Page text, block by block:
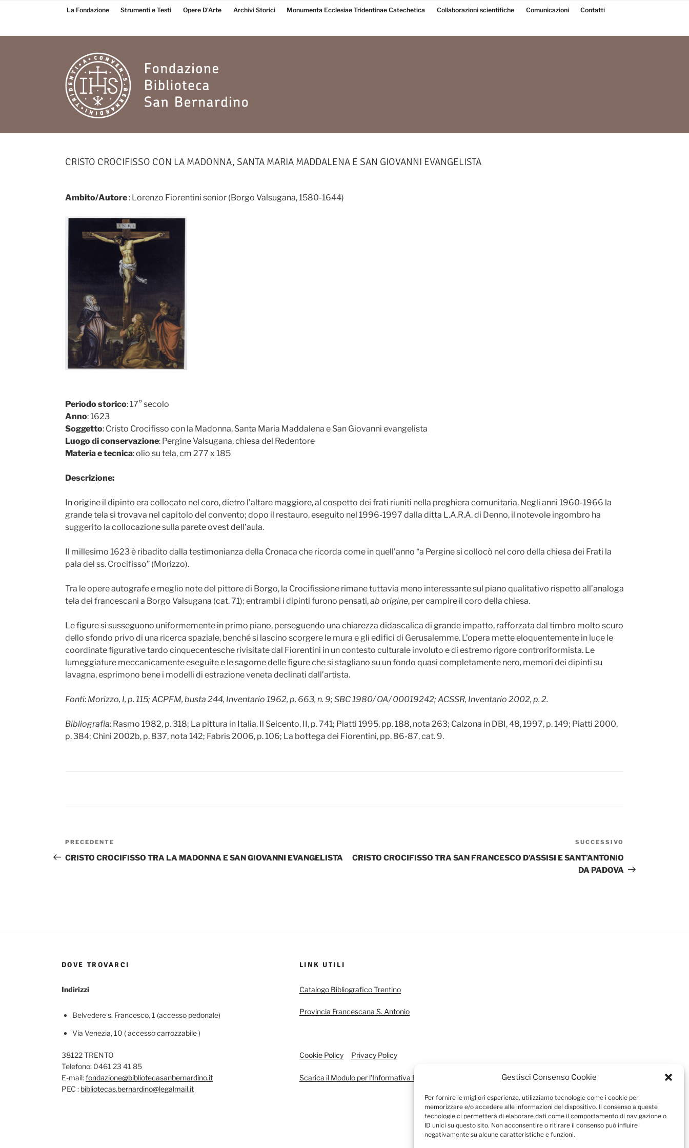
Gestisci Consenso Cookie
Per fornire le migliori esperienze, utilizziamo tecnologie come i cookie per
memorizzare e/o accedere alle informazioni del dispositivo. Il consenso a queste
tecnologie ci permetterà di elaborare dati come il comportamento di navigazione o
ID unici su questo sito. Non acconsentire o ritirare il consenso può influire
negativamente su alcune caratteristiche e funzioni.
Fondazione
Bernardino
La Fondazione Strumenti e Testi Opere D’Arte Archivi Storici Monumenta Ecclesiae Tridentinae Catechetica Collaborazioni scientifiche Comunicazioni Contatti
CRISTO CROCIFISSO CON LA MADONNA, SANTA MARIA MADDALENA E SAN GIOVANNI EVANGELISTA
Ambito/Autore: Lorenzo Fiorentini senior (Borgo Valsugana, 1580-1644)
Periodo storico: 17° secolo
Anno: 1623
Soggetto: Cristo Crocifisso con la Madonna, Santa Maria Maddalena e San Giovanni evangelista
Luogo di conservazione: Pergine Valsugana, chiesa del Redentore
Materia e tecnica: olio su tela, cm 277 x 185
Descrizione:
In origine il dipinto era collocato nel coro, dietro l’altare maggiore, al cospetto dei frati riuniti nella preghiera comunitaria. Negli anni 1960-1966 la
grande tela si trovava nel capitolo del convento; dopo il restauro, eseguito nel 1996-1997 dalla ditta L.A.R.A. di Denno, il notevole ingombro ha
suggerito la collocazione sulla parete ovest dell’aula.
Il millesimo 1623 è ribadito dalla testimonianza della Cronaca che ricorda come in quell’anno “a Pergine si collocò nel coro della chiesa dei Frati la
pala del ss. Crocifisso” (Morizzo).
Tra le opere autografe e meglio note del pittore di Borgo, la Crocifissione rimane tuttavia meno interessante sul piano qualitativo rispetto all’analoga
tela dei francescani a Borgo Valsugana (cat. 71); entrambi i dipinti furono pensati,ab origine, per campire il coro della chiesa.
Le figure si susseguono uniformemente in primo piano, perseguendo una chiarezza didascalica di grande impatto, rafforzata dal timbro molto scuro
dello sfondo privo di una ricerca spaziale, benché si lascino scorgere le mura e gli edifici di Gerusalemme. L’opera mette eloquentemente in luce le
coordinate figurative tardo cinquecentesche rivisitate dal Fiorentini in un contesto culturale involuto e di estremo rigore controriformista. Le
lumeggiature meccanicamente eseguite e le sagome delle figure che si stagliano su un fondo quasi completamente nero, memori dei dipinti su
lavagna, esprimono bene i modelli di estrazione veneta declinati dall’artista.
Fonti:Morizzo, I, p. 115; ACPFM, busta 244, Inventario 1962, p. 663, n. 9; SBC 1980/ OA/ 00019242; ACSSR, Inventario 2002, p. 2.
Bibliografia: Rasmo 1982, p. 318; La pittura in Italia. Il Seicento, II, p. 741; Piatti 1995, pp. 188, nota 263; Calzona in DBI, 48, 1997, p. 149; Piatti 2000,
p. 384; Chini 2002b, p. 837, nota 142; Fabris 2006, p. 106; La bottega dei Fiorentini, pp. 86-87, cat. 9.
Navigazione
articoli
Articolo
precedente:
PRECEDENTE
CRISTO CROCIFISSO TRA LA MADONNA E SAN GIOVANNI EVANGELISTA
SUCCESSIVO
CRISTO CROCIFISSO TRA SAN FRANCESCO D’ASSISI E SANT’ANTONIO
DA PADOVA
DOVE TROVARCI
Indirizzi
Belvedere s. Francesco, 1 (accesso pedonale)
Via Venezia, 10 ( accesso carrozzabile )
38122 TRENTO
Telefono: 0461 23 41 85
E-mail:fondazione@bibliotecasanbernardino.it
PEC : bibliotecas.bernardino@legalmail.it
LINK UTILI
Catalogo Bibliografico Trentino
Provincia Francescana S. Antonio
Cookie Policy Privacy Policy
Scarica il Modulo per l'Informativa Privacy